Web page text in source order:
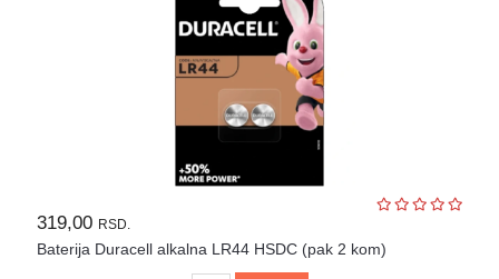
319,00 RSD.
Baterija Duracell alkalna LR44 HSDC (pak 2 kom)